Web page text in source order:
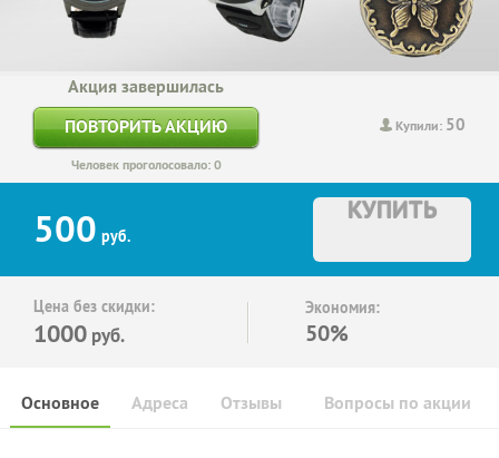
Купили: 50
Акция завершилась
ПОВТОРИТЬ АКЦИЮ
Человек проголосовало: 0
500 руб.
КУПИТЬ
Цена без скидки:
1000 руб.
Экономия:
50%
Основное Отзывы Вопросы по акции
Адреса